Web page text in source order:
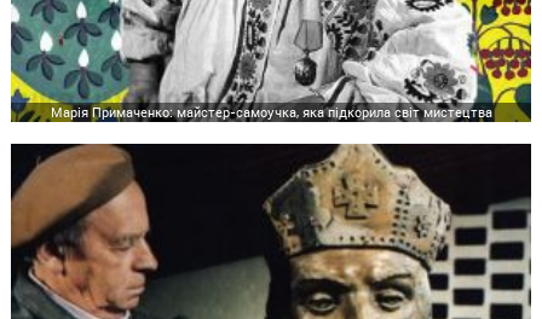
Марія Примаченко: майстер-самоучка, яка підкорила світ мистецтва